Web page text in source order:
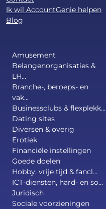
Ik wil AccountGenie helpen
Blog
Amusement
Belangenorganisaties &
LH...
Branche-, beroeps- en
vak...
Businessclubs & flexplekk...
Dating sites
Diversen & overig
Erotiek
Financiële instellingen
Goede doelen
Hobby, vrije tijd & fancl...
ICT-diensten, hard- en so...
Juridisch
Sociale voorzieningen